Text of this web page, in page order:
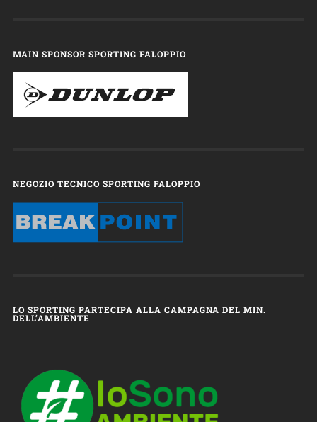
MAIN SPONSOR SPORTING FALOPPIO
NEGOZIO TECNICO SPORTING FALOPPIO
LO SPORTING PARTECIPA ALLA CAMPAGNA DEL MIN.
DELL’AMBIENTE